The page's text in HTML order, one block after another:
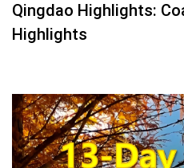
Qingdao Highlights:
Highlights